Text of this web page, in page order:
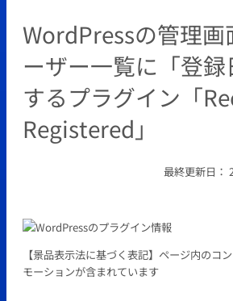
WordPressの管理画
ーザー一覧に「登
するプラグイン「
Registered」
最終更新日：
【景品表示法に基づく表記】ページ内のコ
モーションが含まれています